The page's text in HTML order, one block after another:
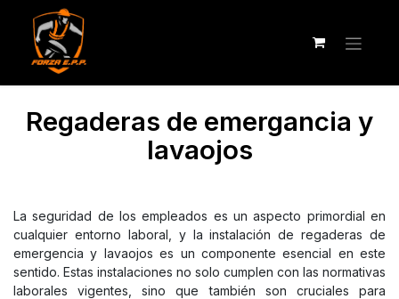
Regaderas de emergancia y
lavaojos
La seguridad de los empleados es un aspecto primordial en
cualquier entorno laboral, y la instalación de regaderas de
emergencia y lavaojos es un componente esencial en este
sentido. Estas instalaciones no solo cumplen con las normativas
laborales vigentes, sino que también son cruciales para